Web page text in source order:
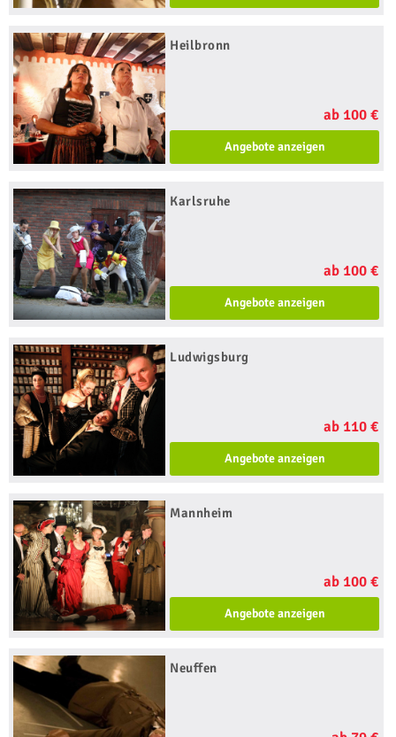
Heilbronn
ab 100 €
Angebote anzeigen
Karlsruhe
ab 100 €
Angebote anzeigen
Ludwigsburg
ab 110 €
Angebote anzeigen
Mannheim
ab 100 €
Angebote anzeigen
Neuffen